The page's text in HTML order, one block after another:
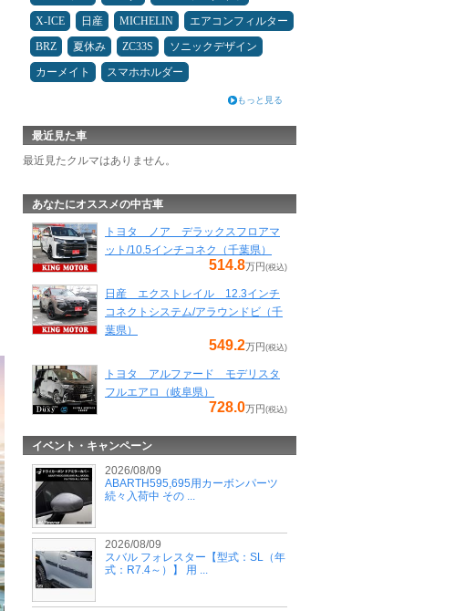
X-ICE
日産 MICHELIN
エアコンフィルター
BRZ
夏休み ZC33S
ソニックデザイン
カーメイト
スマホホルダー
もっと見る
最近見た車
最近見たクルマはありません。
あなたにオススメの中古車
トヨタ ノア デラックスフロアマ
ット/10.5インチコネク（千葉県）
514.8万円(税込)
日産 エクストレイル 12.3インチ
コネクトシステム/アラウンドビ（千
葉県）
549.2万円(税込)
トヨタ アルファード モデリスタ
フルエアロ（岐阜県）
728.0万円(税込)
イベント・キャンペーン
2026/08/09
ABARTH595,695用カーボンパーツ
続々入荷中 その ...
2026/08/09
スバル フォレスター【型式：SL（年
式：R7.4～）】 用 ...